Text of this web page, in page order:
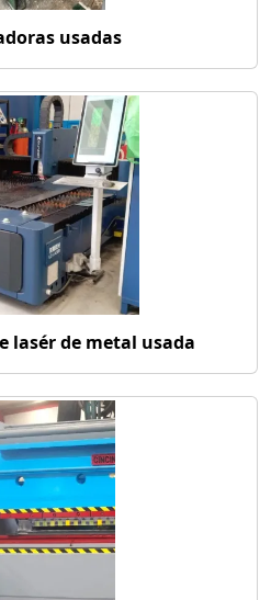
usadas
lasér de metal usada